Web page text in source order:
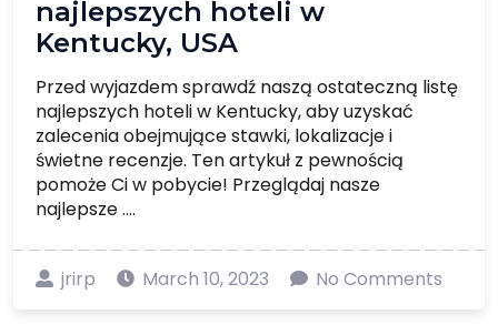
najlepszych hoteli w
Kentucky, USA
Przed wyjazdem sprawdź naszą ostateczną listę
najlepszych hoteli w Kentucky, aby uzyskać
zalecenia obejmujące stawki, lokalizacje i
świetne recenzje. Ten artykuł z pewnością
pomoże Ci w pobycie! Przeglądaj nasze
najlepsze ....
jrirp March 10, 2023 No Comments